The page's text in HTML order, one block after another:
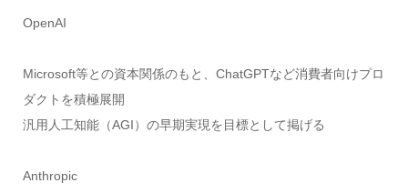
OpenAI
Microsoft等との資本関係のもと、ChatGPTなど消費者向けプロ
ダクトを積極展開
汎用人工知能（AGI）の早期実現を目標として掲げる
Anthropic